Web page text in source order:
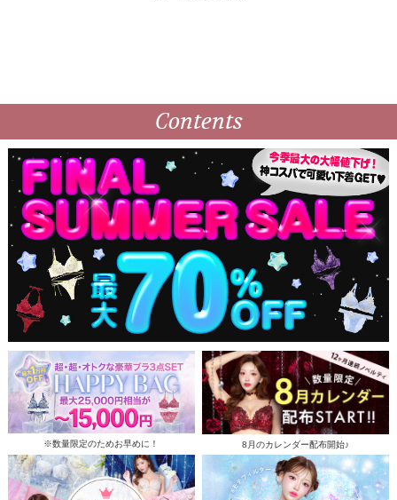
Contents
※数量限定のためお早めに！ 8月のカレンダー配布開始♪